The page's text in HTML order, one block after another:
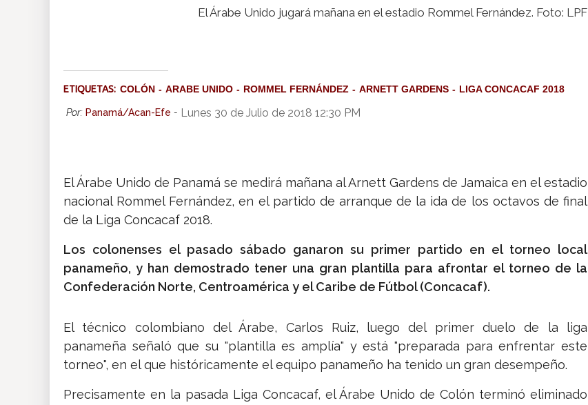
El Árabe Unido jugará mañana en el estadio Rommel Fernández. Foto: LPF
ETIQUETAS: COLÓN ARABE UNIDO ROMMEL FERNÁNDEZ ARNETT GARDENS LIGA CONCACAF 2018
Por: Panamá/Acan-Efe - Lunes 30 de Julio de 2018 12:30 PM
El Árabe Unido de Panamá se medirá mañana al Arnett Gardens de Jamaica en el estadio
nacional Rommel Fernández, en el partido de arranque de la ida de los octavos de final
de la Liga Concacaf 2018.
Los colonenses el pasado sábado ganaron su primer partido en el torneo local
panameño, y han demostrado tener una gran plantilla para afrontar el torneo de la
Confederación Norte, Centroamérica y el Caribe de Fútbol (Concacaf).
El técnico colombiano del Árabe, Carlos Ruiz, luego del primer duelo de la liga
panameña señaló que su "plantilla es amplía" y está "preparada para enfrentar este
torneo", en el que históricamente el equipo panameño ha tenido un gran desempeño.
Precisamente en la pasada Liga Concacaf, el Árabe Unido de Colón terminó eliminado